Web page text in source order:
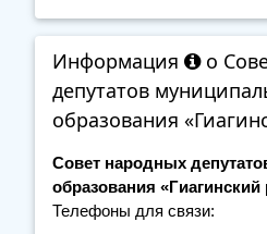
Информация
о
депутатов
образования
Совет народных
образования «Гиагинский
Телефоны для связи: